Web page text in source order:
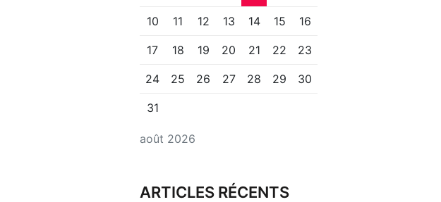
août 2026
10 11 12 13 14 15 16
17 18 19 20 21 22 23
24 25 26 27 28 29 30
31
ARTICLES RÉCENTS